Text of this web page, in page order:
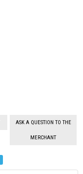
ASK A QUESTION TO THE
MERCHANT